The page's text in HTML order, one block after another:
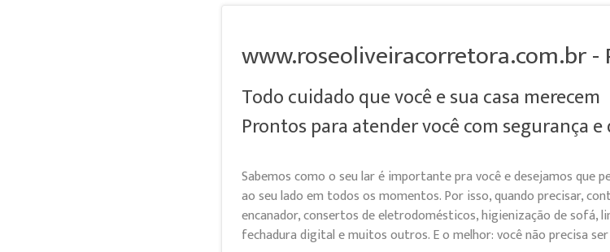
www.roseoliveiracorretora.com.br -
Todo cuidado que você e sua casa merecem
Prontos para atender você com segurança
Sabemos como o seu lar é importante pra você e desejamos que
ao seu lado em todos os momentos. Por isso, quando precisar,
encanador, consertos de eletrodomésticos, higienização de sofá,
fechadura digital e muitos outros. E o melhor: você não precisa